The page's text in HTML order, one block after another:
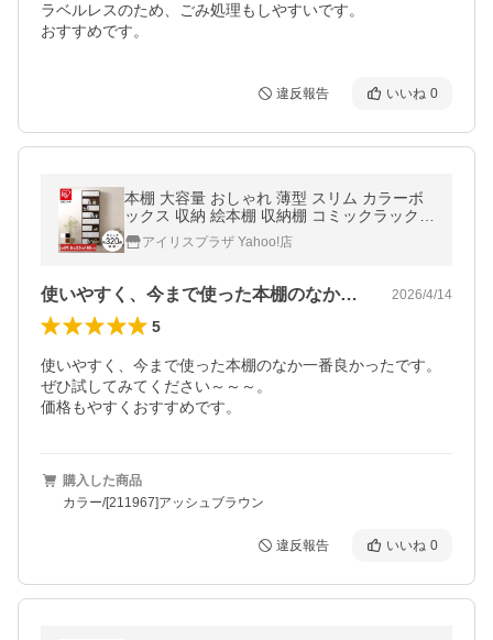
ラベルレスのため、ごみ処理もしやすいです。
おすすめです。
違反報告 いいね 0
本棚 大容量 おしゃれ 薄型 スリム カラーボ
ックス 収納 絵本棚 収納棚 コミックラック
漫画 ハイタイプ 木製 ラック 北欧 アイリス
オーヤマ CORK-1860
アイリスプラザ Yahoo!店
使いやすく、今まで使った本棚のなか一番… 2026/4/14
5
使いやすく、今まで使った本棚のなか一番良かったです。
ぜひ試してみてください～～～。
価格もやすくおすすめです。
購入した商品
カラー/[211967]アッシュブラウン
違反報告 いいね 0